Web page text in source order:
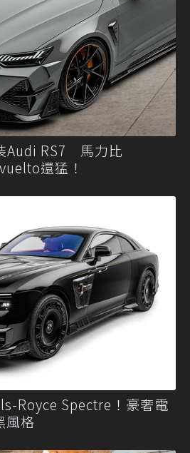
Audi RS7 馬力比
還猛！
Royce Spectre！豪奢電
風格